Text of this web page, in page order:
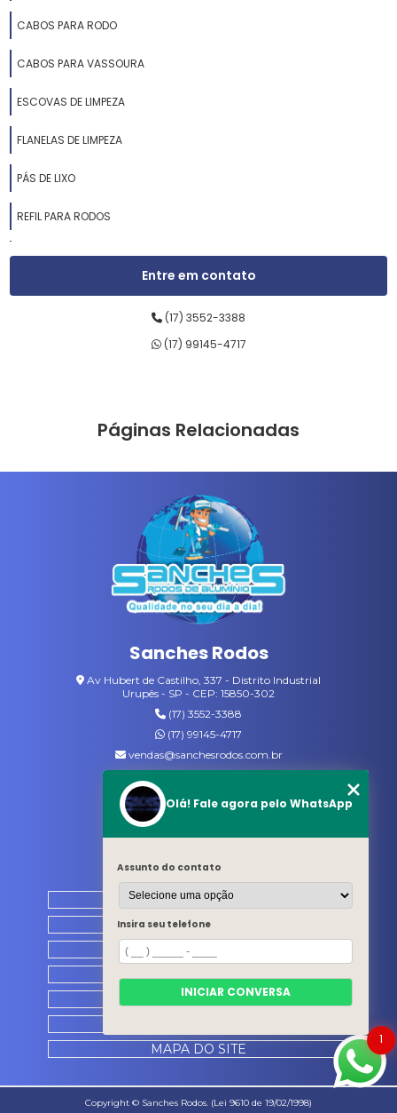
CABOS PARA RODO
CABOS PARA VASSOURA
ESCOVAS DE LIMPEZA
FLANELAS DE LIMPEZA
PÁS DE LIXO
REFIL PARA RODOS
RODOS DE ALUMÍNIO
RODOS DE BORRACHA
VASSOURAS DE NYLON
VASSOURAS PARA JARDIM
Entre em contato
(17) 3552-3388
(17) 99145-4717
Páginas Relacionadas
Sanches Rodos
Av Hubert de Castilho, 337 - Distrito Industrial
Urupês - SP - CEP: 15850-302
(17) 3552-3388
(17) 99145-4717
vendas@sanchesrodos.com.br
Siga-nos
MENU
HOME
QUEM SOMOS
PRODUTOS
CATÁLOGO
CONTATO
MAPA DO SITE
Copyright © Sanches Rodos. (Lei 9610 de 19/02/1998)
1
Olá! Fale agora pelo WhatsApp
Assunto do contato
Insira seu telefone
INICIAR CONVERSA